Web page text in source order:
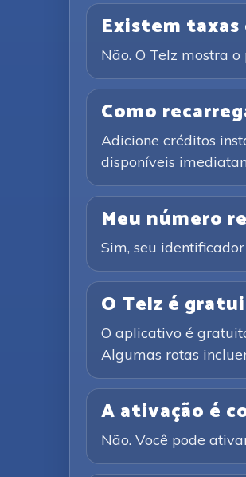
Existem taxas
Não. O Telz mostra
Como
Adicione créditos
disponíveis
Meu número
Sim, seu
O Telz é
O aplicativo é
Algumas rotas
A ativação é
Não. Você pode